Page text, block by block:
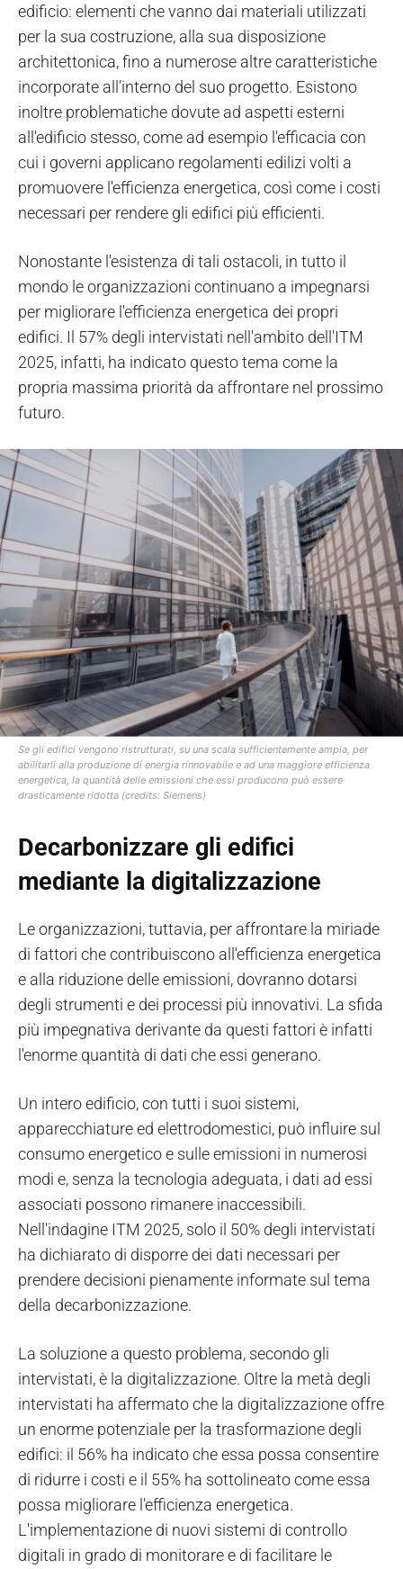
edificio: elementi che vanno dai materiali utilizzati
per la sua costruzione, alla sua disposizione
architettonica, fino a numerose altre caratteristiche
incorporate all’interno del suo progetto. Esistono
inoltre problematiche dovute ad aspetti esterni
all'edificio stesso, come ad esempio l'efficacia con
cui i governi applicano regolamenti edilizi volti a
promuovere l'efficienza energetica, così come i costi
necessari per rendere gli edifici più efficienti.
Nonostante l'esistenza di tali ostacoli, in tutto il
mondo le organizzazioni continuano a impegnarsi
per migliorare l'efficienza energetica dei propri
edifici. Il 57% degli intervistati nell'ambito dell'ITM
2025, infatti, ha indicato questo tema come la
propria massima priorità da affrontare nel prossimo
futuro.
Se gli edifici vengono ristrutturati, su una scala sufficientemente ampia, per
abilitarli alla produzione di energia rinnovabile e ad una maggiore efficienza
energetica, la quantità delle emissioni che essi producono può essere
drasticamente ridotta (credits: Siemens)
Decarbonizzare gli edifici
mediante la digitalizzazione
Le organizzazioni, tuttavia, per affrontare la miriade
di fattori che contribuiscono all'efficienza energetica
e alla riduzione delle emissioni, dovranno dotarsi
degli strumenti e dei processi più innovativi. La sfida
più impegnativa derivante da questi fattori è infatti
l'enorme quantità di dati che essi generano.
Un intero edificio, con tutti i suoi sistemi,
apparecchiature ed elettrodomestici, può influire sul
consumo energetico e sulle emissioni in numerosi
modi e, senza la tecnologia adeguata, i dati ad essi
associati possono rimanere inaccessibili.
Nell'indagine ITM 2025, solo il 50% degli intervistati
ha dichiarato di disporre dei dati necessari per
prendere decisioni pienamente informate sul tema
della decarbonizzazione.
La soluzione a questo problema, secondo gli
intervistati, è la digitalizzazione. Oltre la metà degli
intervistati ha affermato che la digitalizzazione offre
un enorme potenziale per la trasformazione degli
edifici: il 56% ha indicato che essa possa consentire
di ridurre i costi e il 55% ha sottolineato come essa
possa migliorare l'efficienza energetica.
L'implementazione di nuovi sistemi di controllo
digitali in grado di monitorare e di facilitare le